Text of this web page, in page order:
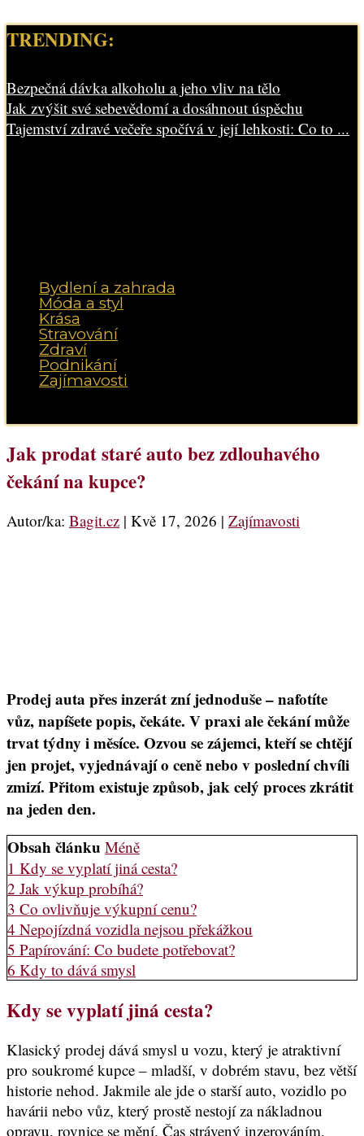
TRENDING:
Bezpečná dávka alkoholu a jeho vliv na tělo
Jak zvýšit své sebevědomí a dosáhnout úspěchu
Tajemství zdravé večeře spočívá v její lehkosti: Co to ...
Bydlení a zahrada
Móda a styl
Krása
Stravování
Zdraví
Podnikání
Zajímavosti
Jak prodat staré auto bez zdlouhavého
čekání na kupce?
Autor/ka: Bagit.cz | Kvě 17, 2026 | Zajímavosti
Prodej auta přes inzerát zní jednoduše – nafotíte
vůz, napíšete popis, čekáte. V praxi ale čekání může
trvat týdny i měsíce. Ozvou se zájemci, kteří se chtějí
jen projet, vyjednávají o ceně nebo v poslední chvíli
zmizí. Přitom existuje způsob, jak celý proces zkrátit
na jeden den.
Obsah článku Méně
1 Kdy se vyplatí jiná cesta?
2 Jak výkup probíhá?
3 Co ovlivňuje výkupní cenu?
4 Nepojízdná vozidla nejsou překážkou
5 Papírování: Co budete potřebovat?
6 Kdy to dává smysl
Kdy se vyplatí jiná cesta?
Klasický prodej dává smysl u vozu, který je atraktivní
pro soukromé kupce – mladší, v dobrém stavu, bez větší
historie nehod. Jakmile ale jde o starší auto, vozidlo po
havárii nebo vůz, který prostě nestojí za nákladnou
opravu, rovnice se mění. Čas strávený inzerováním,